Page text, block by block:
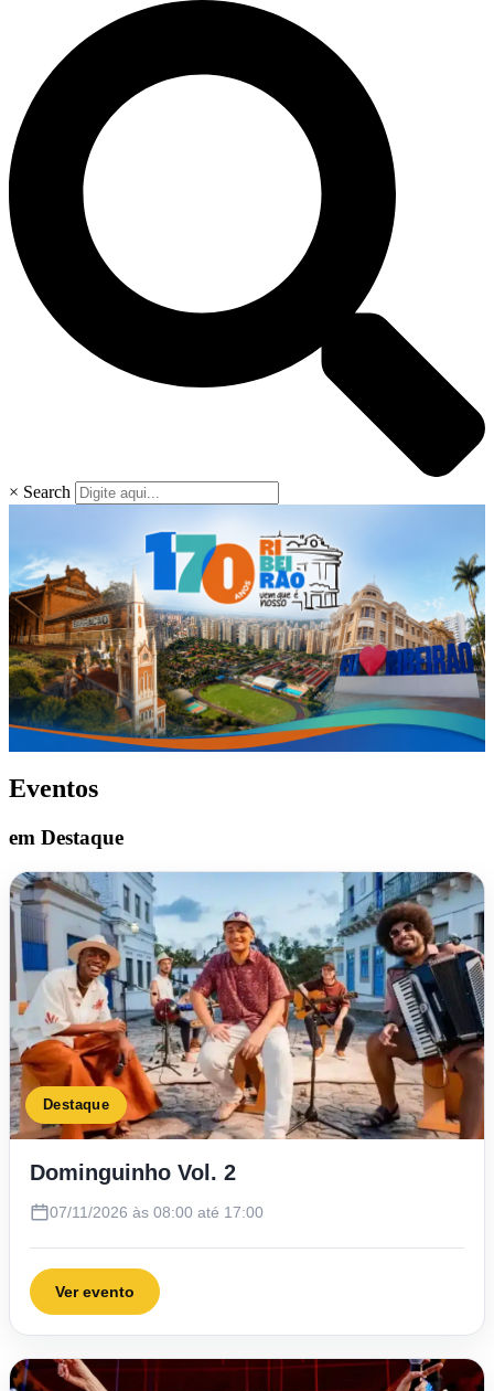
× Search
Eventos
em Destaque
Destaque
Dominguinho Vol. 2
07/11/2026 às 08:00 até 17:00
Ver evento